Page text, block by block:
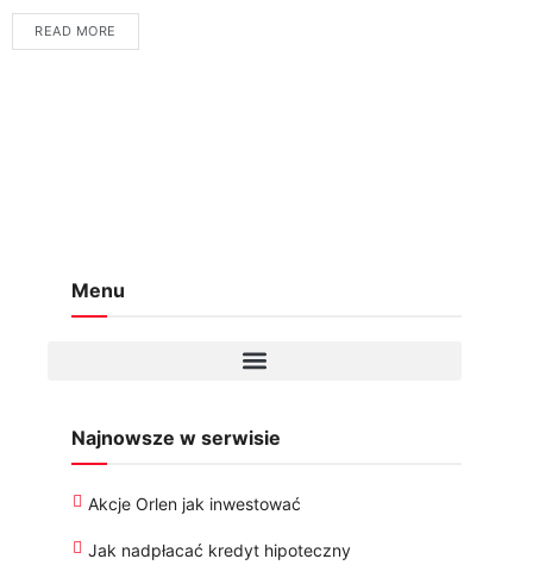
w bliskiej odległości od przedniej ściany odbytu....
READ MORE
Menu
Najnowsze w serwisie
Akcje Orlen jak inwestować
Jak nadpłacać kredyt hipoteczny